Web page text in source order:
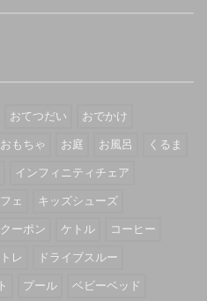
おてつだい
おでかけ
おもちゃ お庭 お風呂
くるま
インフィニティチェア
ェ
キッズシューズ
クーポン ケトル
コーヒー
レ
ドライブスルー
プール ベビーベッド